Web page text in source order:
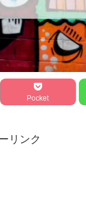
Pocket
リンク